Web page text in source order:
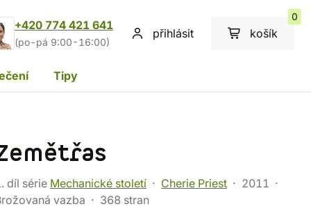
+420 774 421 641
(po-pá 9:00-16:00)
přihlásit košík
0
Tipy
díl série Mechanické století Cherie Priest
2011
vazba
368 stran